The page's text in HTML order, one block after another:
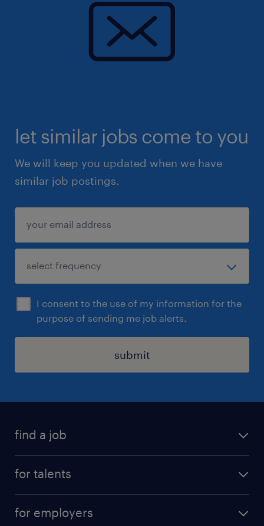
let similar jobs come to you
We will keep you updated when we have
similar job postings.
I consent to the use of my information for the
purpose of sending me job alerts.
submit
find a job
for talents
professional career
for employers